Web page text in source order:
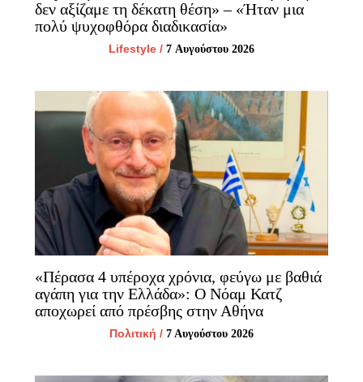
δεν αξίζαμε τη δέκατη θέση» – «Ήταν μια
πολύ ψυχοφθόρα διαδικασία»
Lifestyle / 7 Αυγούστου 2026
«Πέρασα 4 υπέροχα χρόνια, φεύγω με βαθιά
αγάπη για την Ελλάδα»: Ο Νόαμ Κατζ
αποχωρεί από πρέσβης στην Αθήνα
Πολιτική / 7 Αυγούστου 2026